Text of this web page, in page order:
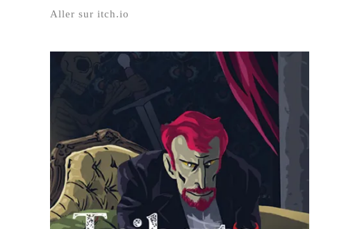
Aller sur itch.io